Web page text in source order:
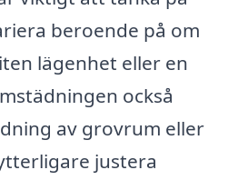
beroende på om
lägenhet eller en
också
av grovrum eller
justera